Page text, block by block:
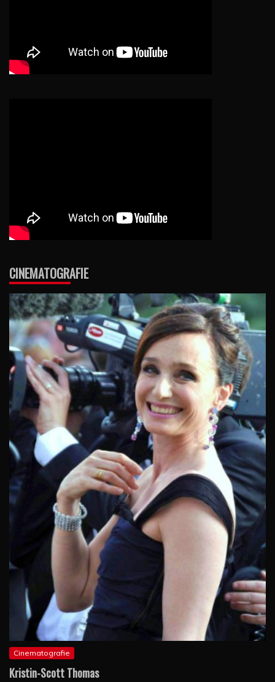
CINEMATOGRAFIE
Cinematografie
Kristin-Scott Thomas